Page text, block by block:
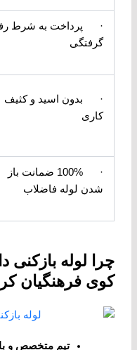
· پرداخت به شرط
گرفتگی
· بدون اسید و کثیف
کاری
· 100% ضمانت باز
شدن لوله فاضلاب
چرا لوله بازکنی
کوی فرهنگیان
تیم متخصص و